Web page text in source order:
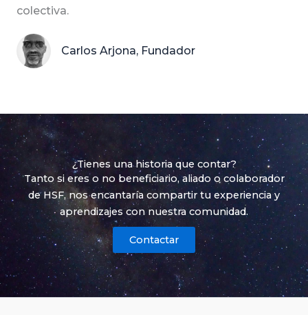
colectiva.
Carlos Arjona, Fundador
¿Tienes una historia que contar?
Tanto si eres o no beneficiario, aliado o colaborador
de HSF, nos encantaría compartir tu experiencia y
aprendizajes con nuestra comunidad.
Contactar